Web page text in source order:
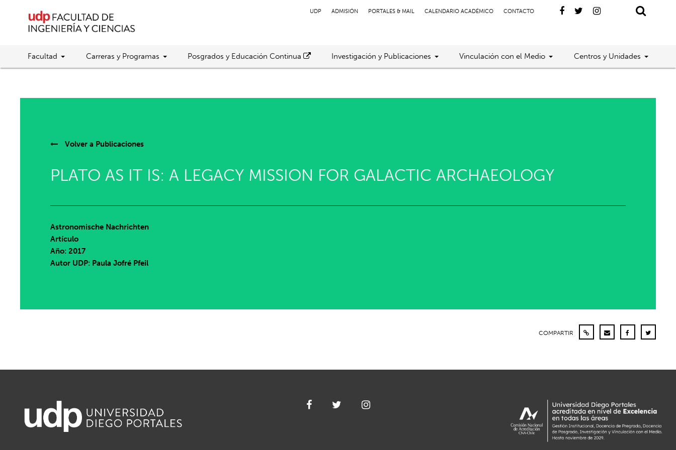
UDP ADMISIÓN PORTALES & MAIL CALENDARIO ACADÉMICO CONTACTO
Facultad Carreras y Programas Posgrados y Educación Continua Investigación y Publicaciones Vinculación con el Medio Centros y Unidades
Volver a Publicaciones
PLATO AS IT IS: A LEGACY MISSION FOR GALACTIC ARCHAEOLOGY
Astronomische Nachrichten
Artículo
Año: 2017
Autor UDP: Paula Jofré Pfeil
COMPARTIR